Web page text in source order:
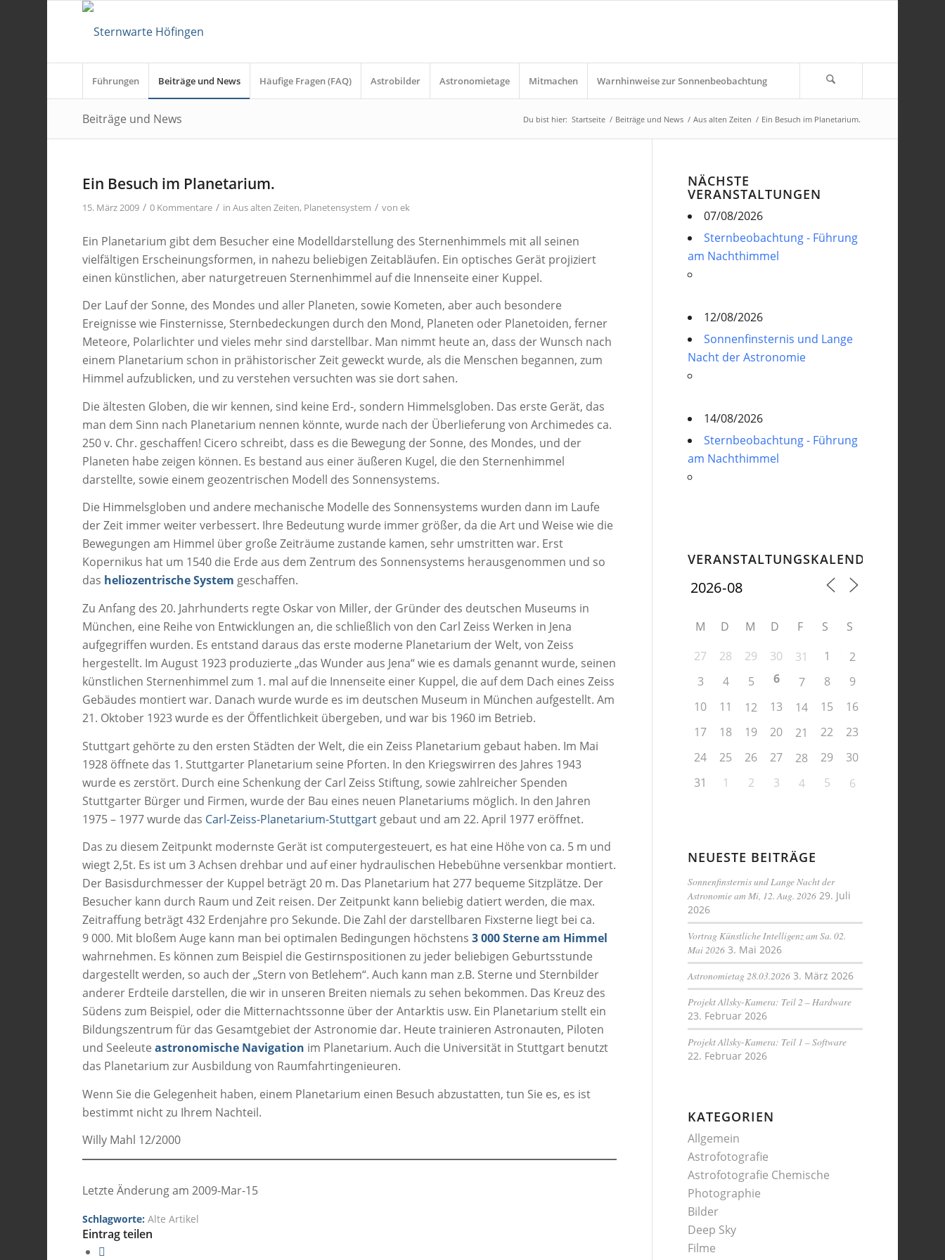
Führungen Beiträge und News Häufige Fragen (FAQ) Astrobilder Astronomietage Mitmachen Warnhinweise zur Sonnenbeobachtung
Beiträge und News Du bist hier: Startseite / Beiträge und News / Aus alten Zeiten / Ein Besuch im Planetarium.
Ein Besuch im Planetarium.
15. März 2009 / 0 Kommentare / inAus alten Zeiten, Planetensystem / vonek
Ein Planetarium gibt dem Besucher eine Modelldarstellung des Sternenhimmels mit all seinen
vielfältigen Erscheinungsformen, in nahezu beliebigen Zeitabläufen. Ein optisches Gerät projiziert
einen künstlichen, aber naturgetreuen Sternenhimmel auf die Innenseite einer Kuppel.
Der Lauf der Sonne, des Mondes und aller Planeten, sowie Kometen, aber auch besondere
Ereignisse wie Finsternisse, Sternbedeckungen durch den Mond, Planeten oder Planetoiden, ferner
Meteore, Polarlichter und vieles mehr sind darstellbar. Man nimmt heute an, dass der Wunsch nach
einem Planetarium schon in prähistorischer Zeit geweckt wurde, als die Menschen begannen, zum
Himmel aufzublicken, und zu verstehen versuchten was sie dort sahen.
Die ältesten Globen, die wir kennen, sind keine Erd-, sondern Himmelsgloben. Das erste Gerät, das
man dem Sinn nach Planetarium nennen könnte, wurde nach der Überlieferung von Archimedes ca.
250 v. Chr. geschaffen! Cicero schreibt, dass es die Bewegung der Sonne, des Mondes, und der
Planeten habe zeigen können. Es bestand aus einer äußeren Kugel, die den Sternenhimmel
darstellte, sowie einem geozentrischen Modell des Sonnensystems.
Die Himmelsgloben und andere mechanische Modelle des Sonnensystems wurden dann im Laufe
der Zeit immer weiter verbessert. Ihre Bedeutung wurde immer größer, da die Art und Weise wie die
Bewegungen am Himmel über große Zeiträume zustande kamen, sehr umstritten war. Erst
Kopernikus hat um 1540 die Erde aus dem Zentrum des Sonnensystems herausgenommen und so
das heliozentrische System geschaffen.
Zu Anfang des 20. Jahrhunderts regte Oskar von Miller, der Gründer des deutschen Museums in
München, eine Reihe von Entwicklungen an, die schließlich von den Carl Zeiss Werken in Jena
aufgegriffen wurden. Es entstand daraus das erste moderne Planetarium der Welt, von Zeiss
hergestellt. Im August 1923 produzierte „das Wunder aus Jena“ wie es damals genannt wurde, seinen
künstlichen Sternenhimmel zum 1. mal auf die Innenseite einer Kuppel, die auf dem Dach eines Zeiss
Gebäudes montiert war. Danach wurde wurde es im deutschen Museum in München aufgestellt. Am
21. Oktober 1923 wurde es der Öffentlichkeit übergeben, und war bis 1960 im Betrieb.
Stuttgart gehörte zu den ersten Städten der Welt, die ein Zeiss Planetarium gebaut haben. Im Mai
1928 öffnete das 1. Stuttgarter Planetarium seine Pforten. In den Kriegswirren des Jahres 1943
wurde es zerstört. Durch eine Schenkung der Carl Zeiss Stiftung, sowie zahlreicher Spenden
Stuttgarter Bürger und Firmen, wurde der Bau eines neuen Planetariums möglich. In den Jahren
1975 – 1977 wurde das Carl-Zeiss-Planetarium-Stuttgart gebaut und am 22. April 1977 eröffnet.
Das zu diesem Zeitpunkt modernste Gerät ist computergesteuert, es hat eine Höhe von ca. 5 m und
wiegt 2,5t. Es ist um 3 Achsen drehbar und auf einer hydraulischen Hebebühne versenkbar montiert.
Der Basisdurchmesser der Kuppel beträgt 20 m. Das Planetarium hat 277 bequeme Sitzplätze. Der
Besucher kann durch Raum und Zeit reisen. Der Zeitpunkt kann beliebig datiert werden, die max.
Zeitraffung beträgt 432 Erdenjahre pro Sekunde. Die Zahl der darstellbaren Fixsterne liegt bei ca.
9 000. Mit bloßem Auge kann man bei optimalen Bedingungen höchstens3 000 Sterne am Himmel
wahrnehmen. Es können zum Beispiel die Gestirnspositionen zu jeder beliebigen Geburtsstunde
dargestellt werden, so auch der „Stern von Betlehem“. Auch kann man z.B. Sterne und Sternbilder
anderer Erdteile darstellen, die wir in unseren Breiten niemals zu sehen bekommen. Das Kreuz des
Südens zum Beispiel, oder die Mitternachtssonne über der Antarktis usw. Ein Planetarium stellt ein
Bildungszentrum für das Gesamtgebiet der Astronomie dar. Heute trainieren Astronauten, Piloten
und Seeleuteastronomische Navigation im Planetarium. Auch die Universität in Stuttgart benutzt
das Planetarium zur Ausbildung von Raumfahrtingenieuren.
Wenn Sie die Gelegenheit haben, einem Planetarium einen Besuch abzustatten, tun Sie es, es ist
bestimmt nicht zu Ihrem Nachteil.
Willy Mahl 12/2000
Letzte Änderung am 2009-Mar-15
Schlagworte: Alte Artikel
Eintrag teilen
NÄCHSTE
VERANSTALTUNGEN
07/08/2026
Sternbeobachtung - Führung
am Nachthimmel
12/08/2026
Sonnenfinsternis und Lange
Nacht der Astronomie
14/08/2026
Sternbeobachtung - Führung
am Nachthimmel
VERANSTALTUNGSKALENDER
M D M D F S
S
27
28 29 30 31 1
2
3
4 5 6 7 8
9
10
11 12 13 14 15
16
17
18 19 20 21 22
23
24
25 26 27 28 29
30
31
1 2 3 4 5 6
NEUESTE BEITRÄGE
Sonnenfinsternis und Lange Nacht der
Astronomie am Mi, 12. Aug. 2026 29. Juli
2026
Vortrag Künstliche Intelligenz am Sa. 02.
Mai 2026 3. Mai 2026
Astronomietag 28.03.2026 3. März 2026
Projekt Allsky-Kamera: Teil 2 – Hardware
23. Februar 2026
Projekt Allsky-Kamera: Teil 1 – Software
22. Februar 2026
KATEGORIEN
Allgemein
Astrofotografie
Astrofotografie Chemische
Photographie
Bilder
Deep Sky
Filme